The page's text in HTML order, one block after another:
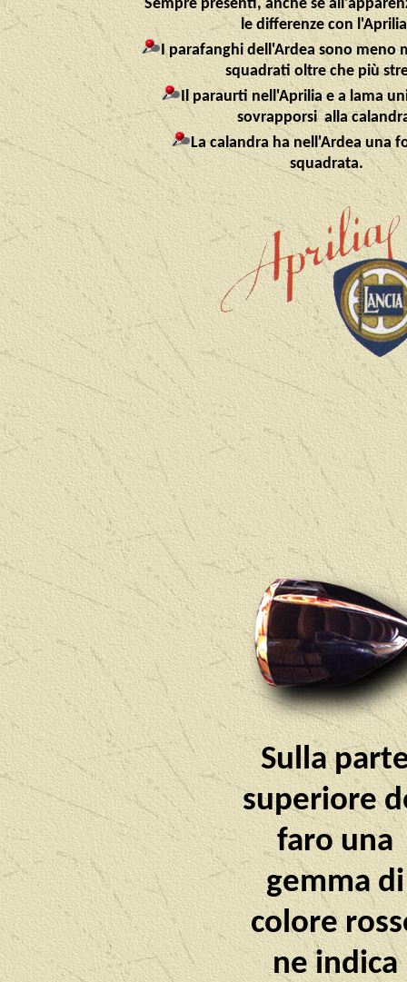
Sempre presenti, anche se
le differenze con
I parafanghi dell'Ardea sono meno
squadrati oltre che più
Il paraurti nell'Aprilia e a lama
sovrapporsi alla
La calandra ha nell'Ardea una
squadrata.
Sulla
superiore
faro una
gemma di
colore
ne indica